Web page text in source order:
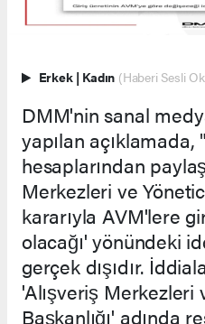
Erkek | Kadın (Haberi Sesli
DMM'nin sanal
yapılan açıklamada,
hesaplarından
Merkezleri ve
kararıyla AVM'lere
olacağı' yönündeki
gerçek dışıdır.
'Alışveriş Merkezleri
Başkanlığı' adında